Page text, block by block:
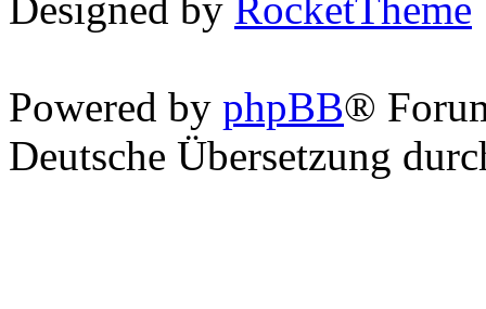
Powered by phpBB®
Deutsche Übersetzung